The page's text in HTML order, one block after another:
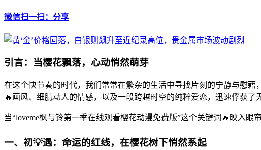
微信扫一扫：分享
引言：当樱花飘落，心动悄然萌芽
在这个快节奏的时代，我们常常在繁杂的生活中寻找片刻的宁静与慰
🔥画风、细腻动人的情感，以及一段跨越时空的纯粹爱恋，迅速俘获了
当“loveme枫与铃第一季在线观看樱花动漫免费版”这个关键词🔥映入
一、初💡遇：命运的红线，在樱花树下悄然系起